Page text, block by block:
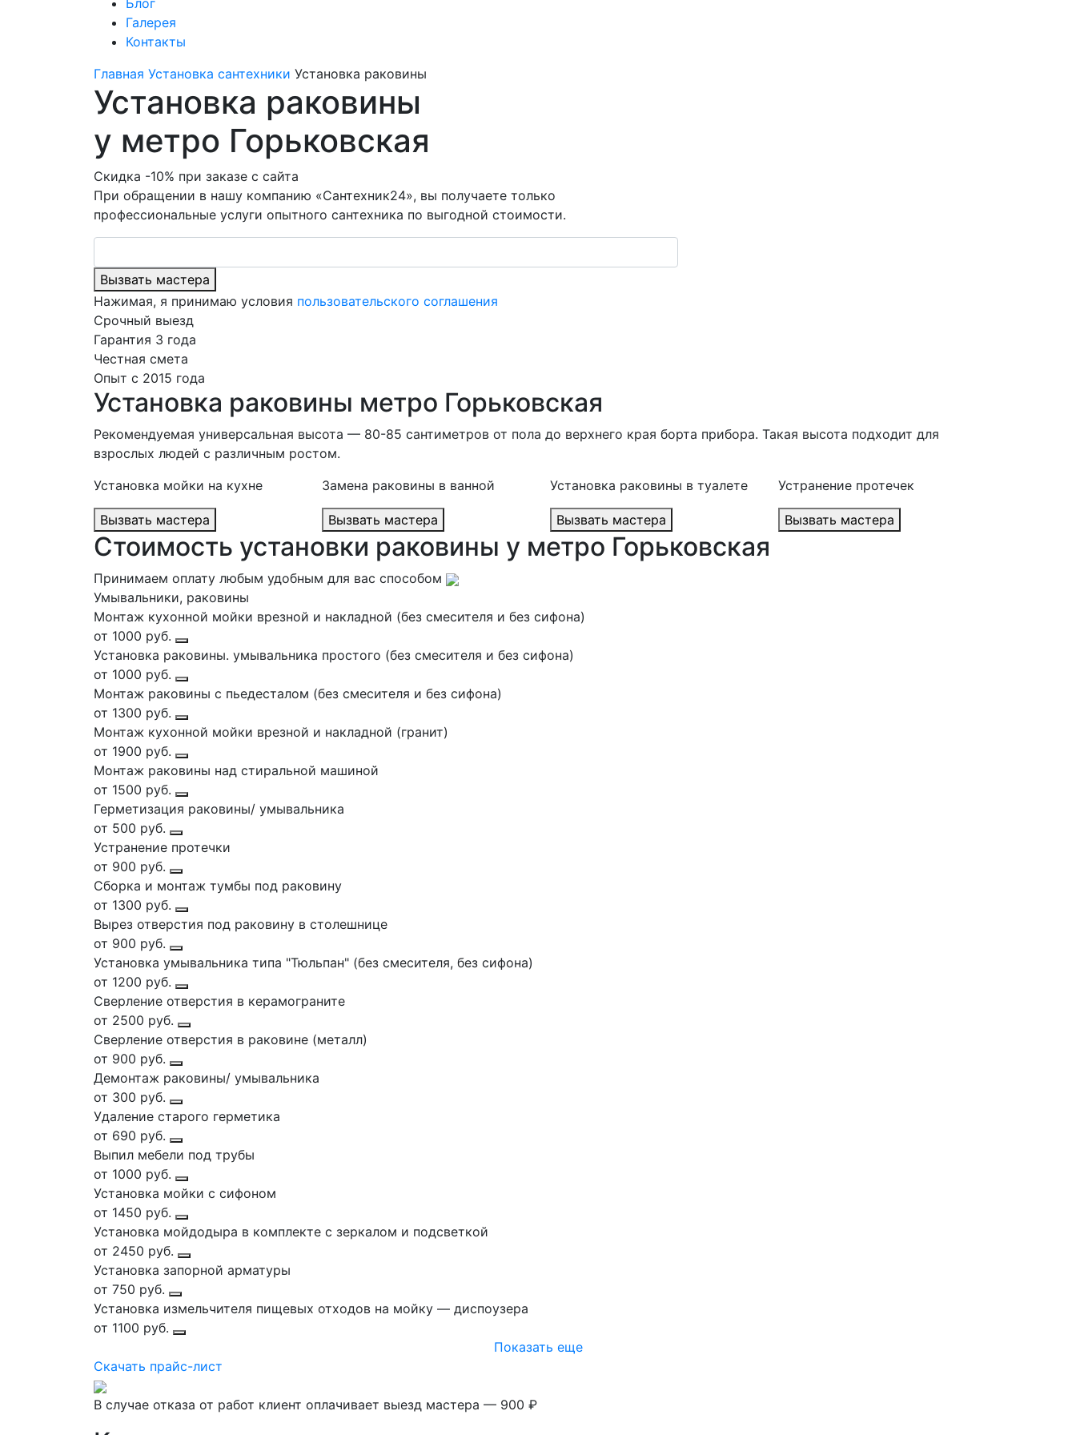
Блог
Галерея
Контакты
Главная Установка сантехники Установка раковины
Установка раковины
у метро Горьковская
Скидка -10% при заказе с сайта
При обращении в нашу компанию «Сантехник24», вы получаете только
профессиональные услуги опытного сантехника по выгодной стоимости.
Вызвать мастера
Нажимая, я принимаю условия пользовательского соглашения
Срочный выезд
Гарантия 3 года
Честная смета
Опыт с 2015 года
Установка раковины метро Горьковская
Рекомендуемая универсальная высота — 80-85 сантиметров от пола до верхнего края борта прибора. Такая высота подходит для
взрослых людей с различным ростом.
Установка мойки на кухне
Вызвать мастера
Замена раковины в ванной
Вызвать мастера
Установка раковины в туалете
Вызвать мастера
Устранение протечек
Вызвать мастера
Стоимость установки раковины у метро Горьковская
Принимаем оплату любым удобным для вас способом
Умывальники, раковины
Монтаж кухонной мойки врезной и накладной (без смесителя и без сифона)
от 1000 руб.
Установка раковины. умывальника простого (без смесителя и без сифона)
от 1000 руб.
Монтаж раковины с пьедесталом (без смесителя и без сифона)
от 1300 руб.
Монтаж кухонной мойки врезной и накладной (гранит)
от 1900 руб.
Монтаж раковины над стиральной машиной
от 1500 руб.
Герметизация раковины/ умывальника
от 500 руб.
Устранение протечки
от 900 руб.
Сборка и монтаж тумбы под раковину
от 1300 руб.
Вырез отверстия под раковину в столешнице
от 900 руб.
Установка умывальника типа "Тюльпан" (без смесителя, без сифона)
от 1200 руб.
Сверление отверстия в керамограните
от 2500 руб.
Сверление отверстия в раковине (металл)
от 900 руб.
Демонтаж раковины/ умывальника
от 300 руб.
Удаление старого герметика
от 690 руб.
Выпил мебели под трубы
от 1000 руб.
Установка мойки с сифоном
от 1450 руб.
Установка мойдодыра в комплекте с зеркалом и подсветкой
от 2450 руб.
Установка запорной арматуры
от 750 руб.
Установка измельчителя пищевых отходов на мойку — диспоузера
от 1100 руб.
Показать еще
Скачать прайс-лист
В случае отказа от работ клиент оплачивает выезд мастера — 900 ₽